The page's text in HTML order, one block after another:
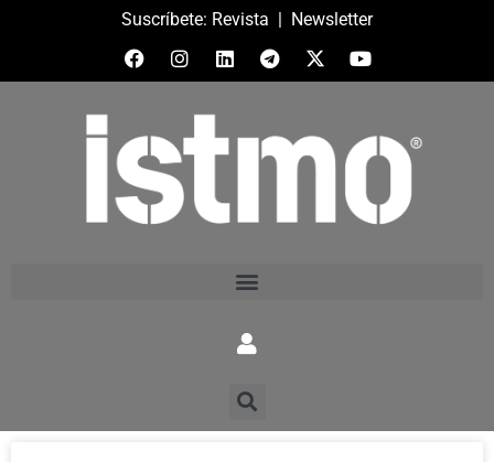
Suscríbete: Revista | Newsletter